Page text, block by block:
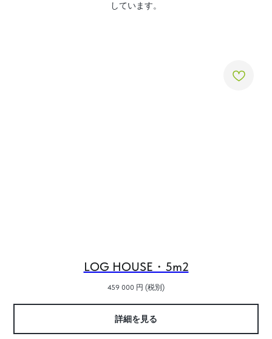
しています。
LOG HOUSE・5m2
459 000 円 (税別)
詳細を見る